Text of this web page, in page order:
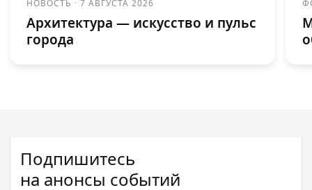
НОВОСТЬ ·7 АВГУСТА 2026
Архитектура — искусство и пульс
города
Подпишитесь
на анонсы событий